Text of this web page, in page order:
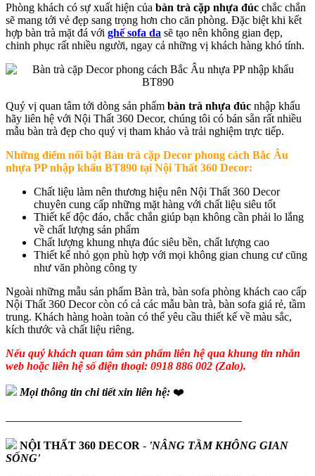
Phòng khách có sự xuất hiện của bàn trà cặp nhựa đúc chắc chắn
sẽ mang tới vẻ đẹp sang trọng hơn cho căn phòng. Đặc biệt khi kết
hợp bàn trà mặt đá với ghế sofa da sẽ tạo nên không gian đẹp,
chinh phục rất nhiều người, ngay cả những vị khách hàng khó tính.
Quý vị quan tâm tới dòng sản phẩm bàn trà nhựa đúc nhập khẩu
hãy liên hệ với Nội Thất 360 Decor, chúng tôi có bán sẵn rất nhiều
mẫu bàn trà đẹp cho quý vị tham khảo và trải nghiệm trực tiếp.
Những điểm nổi bật Bàn trà cặp Decor phong cách Bắc Âu
nhựa PP nhập khẩu BT890 tại Nội Thất 360 Decor:
Chất liệu làm nên thương hiệu nên Nội Thất 360 Decor
chuyên cung cấp những mặt hàng với chất liệu siêu tốt
Thiết kế độc đáo, chắc chắn giúp bạn không cần phải lo lắng
về chất lượng sản phẩm
Chất lượng khung nhựa đúc siêu bền, chất lượng cao
Thiết kế nhỏ gọn phù hợp với mọi không gian chung cư cũng
như văn phòng công ty
Ngoài những mẫu sản phẩm Bàn trà, bàn sofa phòng khách cao cấp
Nội Thất 360 Decor còn có cả các mẫu bàn trà, bàn sofa giá rẻ, tầm
trung. Khách hàng hoàn toàn có thể yêu cầu thiết kế về màu sắc,
kích thước và chất liệu riêng.
Nếu quý khách quan tâm sản phẩm liên hệ qua khung tin nhắn
web hoặc liên hệ số điện thoại: 0918 886 002 (Zalo).
Mọi thông tin chi tiết xin liên hệ: ❤️
—————————————————————
NỘI THẤT 360 DECOR - 'NÂNG TẦM KHÔNG GIAN
SỐNG'